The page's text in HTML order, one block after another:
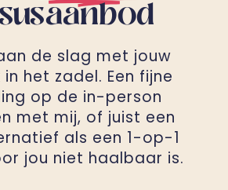
de slag met jouw
het zadel. Een fijne
op de in-person
met mij, of juist een
als een 1-op-1
jou niet haalbaar is.